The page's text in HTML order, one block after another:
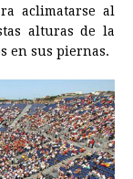
aclimatarse al
alturas de la
en sus piernas.